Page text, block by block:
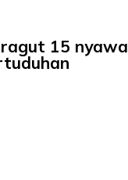
ragut 15 nyawa